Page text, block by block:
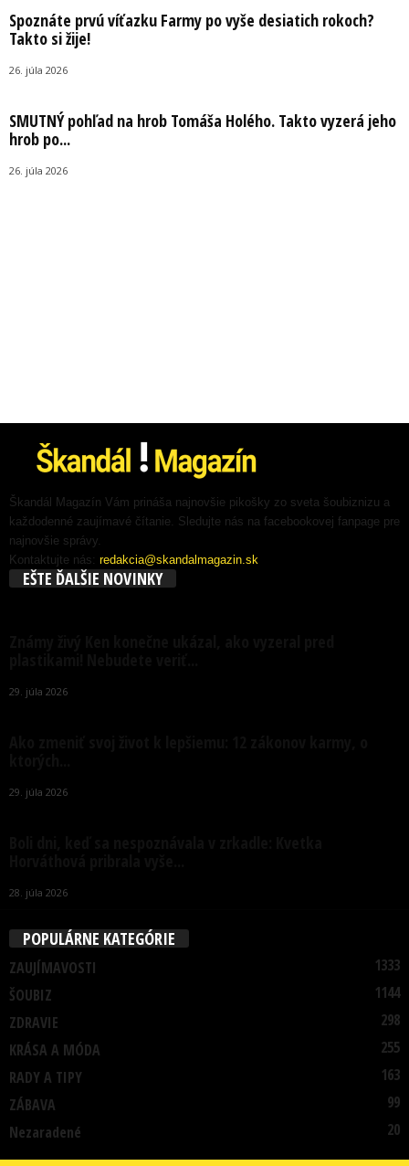
Spoznáte prvú víťazku Farmy po vyše desiatich rokoch?
Takto si žije!
26. júla 2026
SMUTNÝ pohľad na hrob Tomáša Holého. Takto vyzerá jeho
hrob po...
26. júla 2026
Škandál Magazín Vám prináša najnovšie pikošky zo sveta šoubiznizu a
každodenné zaujímavé čítanie. Sledujte nás na facebookovej fanpage pre
najnovšie správy.
Kontaktujte nás: redakcia@skandalmagazin.sk
EŠTE ĎALŠIE NOVINKY
29. júla 2026
29. júla 2026
28. júla 2026
POPULÁRNE KATEGÓRIE
ZAUJÍMAVOSTI
1333
ŠOUBIZ
1144
ZDRAVIE
298
KRÁSA A MÓDA
255
RADY A TIPY
163
ZÁBAVA
99
Nezaradené
20